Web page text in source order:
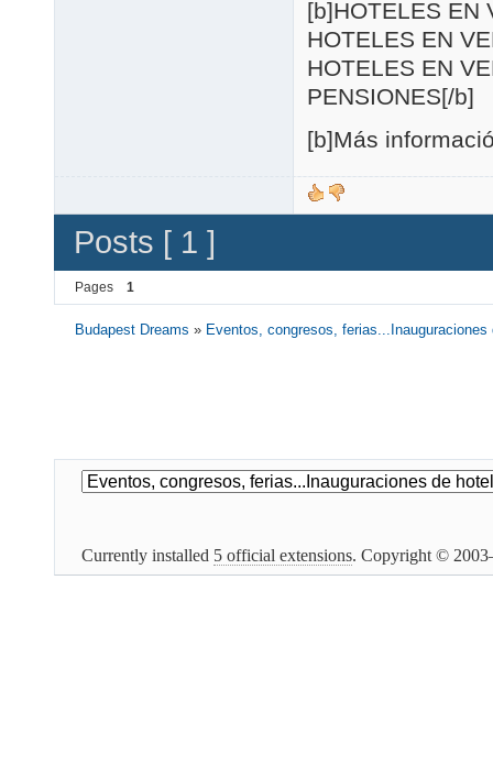
[b]HOTELES EN
HOTELES EN
HOTELES EN
PENSIONES[/b]
[b]Más
Posts [ 1 ]
Pages 1
Budapest Dreams » Eventos, congresos,
Currently installed 5 official extensions. Copyright ©